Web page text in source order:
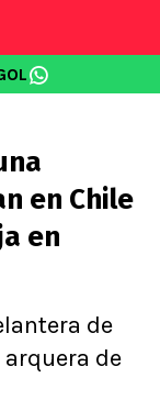
en Chile
en
de
arquera de